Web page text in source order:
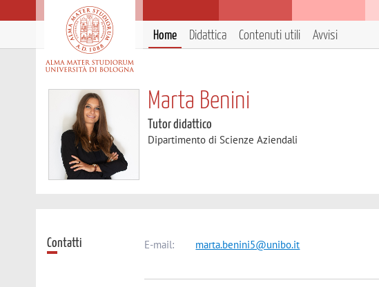
Home Didattica Contenuti utili Avvisi
Marta Benini
Tutor didattico
Dipartimento di Scienze Aziendali
Contatti E-mail: marta.benini5@unibo.it